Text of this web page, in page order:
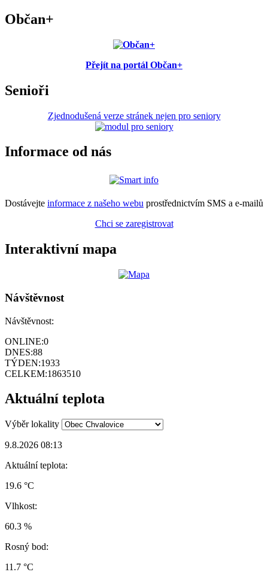
Občan+
Přejít na portál Občan+
Senioři
Zjednodušená verze stránek nejen pro seniory
Informace od nás
Dostávejte informace z našeho webu prostřednictvím SMS a e-mailů
Chci se zaregistrovat
Interaktivní mapa
Návštěvnost
Návštěvnost:
ONLINE:0
DNES:88
TÝDEN:1933
CELKEM:1863510
Aktuální teplota
Výběr lokality
9.8.2026 08:13
Aktuální teplota:
19.6 °C
Vlhkost:
60.3 %
Rosný bod:
11.7 °C